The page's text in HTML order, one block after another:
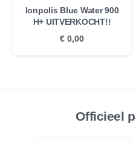
Ionpolis Blue Water 900
H+ UITVERKOCHT!!
€ 0,00
Officieel